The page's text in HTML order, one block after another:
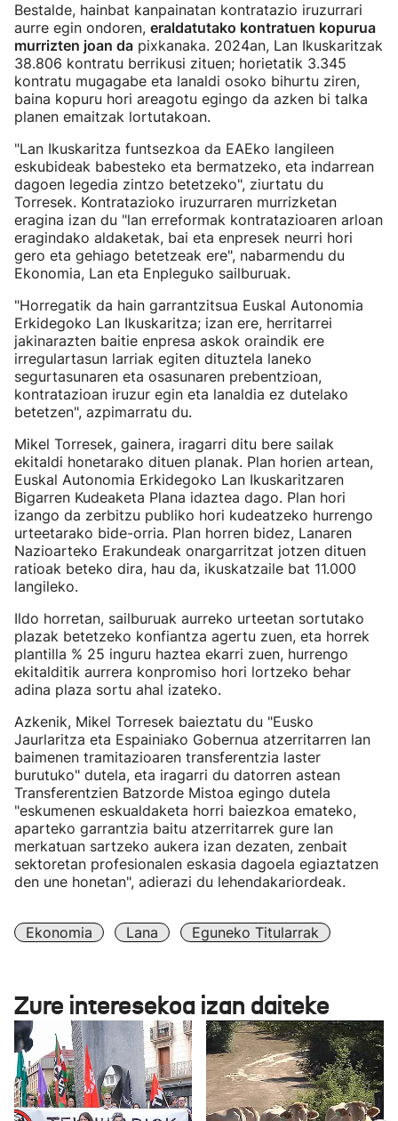
Bestalde, hainbat kanpainatan kontratazio iruzurrari
aurre egin ondoren, eraldatutako kontratuen kopurua
murrizten joan da pixkanaka. 2024an, Lan Ikuskaritzak
38.806 kontratu berrikusi zituen; horietatik 3.345
kontratu mugagabe eta lanaldi osoko bihurtu ziren,
baina kopuru hori areagotu egingo da azken bi talka
planen emaitzak lortutakoan.
"Lan Ikuskaritza funtsezkoa da EAEko langileen
eskubideak babesteko eta bermatzeko, eta indarrean
dagoen legedia zintzo betetzeko", ziurtatu du
Torresek. Kontratazioko iruzurraren murrizketan
eragina izan du "lan erreformak kontratazioaren arloan
eragindako aldaketak, bai eta enpresek neurri hori
gero eta gehiago betetzeak ere", nabarmendu du
Ekonomia, Lan eta Enpleguko sailburuak.
"Horregatik da hain garrantzitsua Euskal Autonomia
Erkidegoko Lan Ikuskaritza; izan ere, herritarrei
jakinarazten baitie enpresa askok oraindik ere
irregulartasun larriak egiten dituztela laneko
segurtasunaren eta osasunaren prebentzioan,
kontratazioan iruzur egin eta lanaldia ez dutelako
betetzen", azpimarratu du.
Mikel Torresek, gainera, iragarri ditu bere sailak
ekitaldi honetarako dituen planak. Plan horien artean,
Euskal Autonomia Erkidegoko Lan Ikuskaritzaren
Bigarren Kudeaketa Plana idaztea dago. Plan hori
izango da zerbitzu publiko hori kudeatzeko hurrengo
urteetarako bide-orria. Plan horren bidez, Lanaren
Nazioarteko Erakundeak onargarritzat jotzen dituen
ratioak beteko dira, hau da, ikuskatzaile bat 11.000
langileko.
Ildo horretan, sailburuak aurreko urteetan sortutako
plazak betetzeko konfiantza agertu zuen, eta horrek
plantilla % 25 inguru haztea ekarri zuen, hurrengo
ekitalditik aurrera konpromiso hori lortzeko behar
adina plaza sortu ahal izateko.
Azkenik, Mikel Torresek baieztatu du "Eusko
Jaurlaritza eta Espainiako Gobernua atzerritarren lan
baimenen tramitazioaren transferentzia laster
burutuko" dutela, eta iragarri du datorren astean
Transferentzien Batzorde Mistoa egingo dutela
"eskumenen eskualdaketa horri baiezkoa emateko,
aparteko garrantzia baitu atzerritarrek gure lan
merkatuan sartzeko aukera izan dezaten, zenbait
sektoretan profesionalen eskasia dagoela egiaztatzen
den une honetan", adierazi du lehendakariordeak.
Ekonomia Lana Eguneko Titularrak
Zure interesekoa izan daiteke